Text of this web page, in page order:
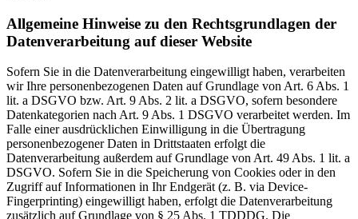
Allgemeine Hinweise zu den Rechtsgrundlagen der
Datenverarbeitung auf dieser Website
Sofern Sie in die Datenverarbeitung eingewilligt haben, verarbeiten
wir Ihre personenbezogenen Daten auf Grundlage von Art. 6 Abs. 1
lit. a DSGVO bzw. Art. 9 Abs. 2 lit. a DSGVO, sofern besondere
Datenkategorien nach Art. 9 Abs. 1 DSGVO verarbeitet werden. Im
Falle einer ausdrücklichen Einwilligung in die Übertragung
personenbezogener Daten in Drittstaaten erfolgt die
Datenverarbeitung außerdem auf Grundlage von Art. 49 Abs. 1 lit. a
DSGVO. Sofern Sie in die Speicherung von Cookies oder in den
Zugriff auf Informationen in Ihr Endgerät (z. B. via Device-
Fingerprinting) eingewilligt haben, erfolgt die Datenverarbeitung
zusätzlich auf Grundlage von § 25 Abs. 1 TDDDG. Die